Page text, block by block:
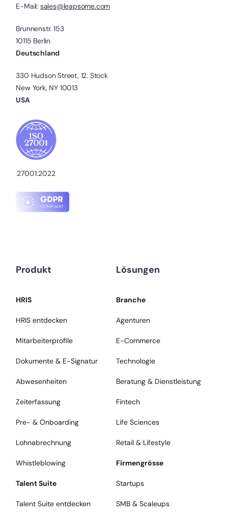
E-Mail: sales@leapsome.com
Brunnenstr. 153
10115 Berlin
Deutschland
330 Hudson Street, 12. Stock
New York, NY 10013
USA
27001:2022
Produkt
HRIS
HRIS entdecken
Mitarbeiterprofile
Dokumente & E-Signatur
Abwesenheiten
Zeiterfassung
Pre- & Onboarding
Lohnabrechnung
Whistleblowing
Talent Suite
Talent Suite entdecken
Lösungen
Branche
Agenturen
E-Commerce
Technologie
Beratung & Dienstleistung
Fintech
Life Sciences
Retail & Lifestyle
Firmengrösse
Startups
SMB & Scaleups